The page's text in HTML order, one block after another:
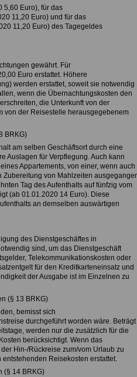
5,60 Euro), für das
11,20 Euro) und für das
11,20 Euro) des Tagegeldes
gewährt. Für
Euro erstattet. Höhere
werden erstattet, soweit sie notwendig
wenn die Übernachtungskosten den
die Unterkunft von der
von der Reisestelle herausgegebenem
BRKG)
am selben Geschäftsort durch eine
Auslagen für Verpflegung. Auch kann
Appartements, von einer, wenn auch
von Mahlzeiten
Tag des Aufenthalts auf fünfzig vom
(ab 01.01.2020 14 Euro). Diese
an demselben auswärtigen
des Dienstgeschäftes in
sind, um das Dienstgeschäft
Telekommunikationskosten oder
für den Kreditkarteneinsatz und
der Ausgabe ist im Einzelnen zu
(§ 13 BRKG)
bemisst sich
durchgeführt worden wäre. Beträgt
werden nur die zusätzlich für die
berücksichtigt. Wenn das
Hin-/Rückreise zum/vom Urlaub zu
Reisekosten erstattet.
(§ 14 BRKG)